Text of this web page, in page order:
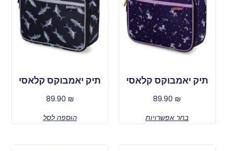
תיק יאמבוקס קלאסי
89.90 ₪
בחר אפשרויות
תיק יאמבוקס קלאסי
89.90 ₪
הוספה לסל